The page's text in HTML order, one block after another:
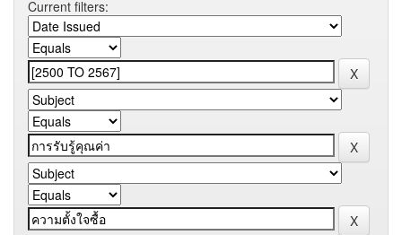
Current filters: